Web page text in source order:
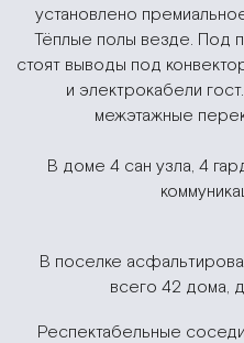
установлено
Тёплые полы везде. Под
стоят выводы под
и электрокабели
межэтажные
В доме 4 сан узла, 4
В поселке
всего 42 дома,
Респектабельные